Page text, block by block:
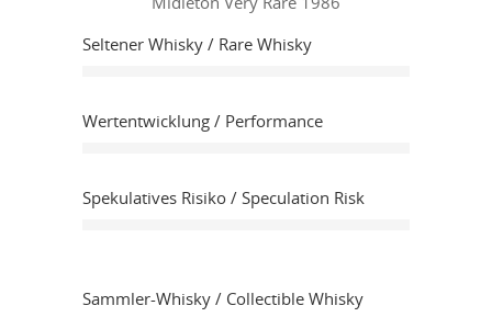
Seltener Whisky / Rare Whisky
Wertentwicklung / Performance
Spekulatives Risiko / Speculation Risk
Sammler-Whisky / Collectible Whisky